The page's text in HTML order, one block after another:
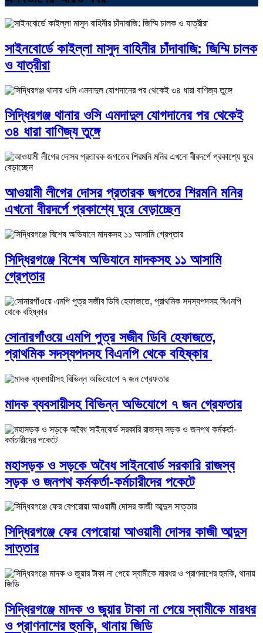
সাইনবোর্ডে কাইল্লা মাসুদ বাহিনীর চাঁদাবাজি: জিম্মি চালক
ও যাত্রীরা
সিদ্ধিরগঞ্জ থানার ওসি এমদাদুল যোগদানের পর থেকেই
৩৪ ধারা বাণিজ্য তুঙ্গে
আওয়ামী লীগের দোসর প্রতারক জগতের শিরমনি মনির
এখনো বীরদর্পে প্রকাশ্যে ঘুরে বেড়াচ্ছেন
সিদ্ধিরগঞ্জে বিশেষ অভিযানে মাদকসহ ১১ আসামি
গ্রেপ্তার
সোনারগাঁওয়ে এমপি পুত্র সজীব ডিবি হেফাজতে,
প্রাথমিক সদস্যপদসহ বিএনপি থেকে বহিষ্কার
মাদক ব্যবসায়ীসহ বিভিন্ন অভিযোগে ৭ জন গ্রেফতার
মহাসড়ক ও সড়কে অবৈধ সাইনবোর্ড সরকারি রাজস্ব
সড়ক ও জনপথ কর্মকর্তা-কর্মচারীদের পকেটে
সিদ্ধিরগঞ্জে ফের বেপরোয়া আওয়ামী দোসর কাজী আব্দুস
সাত্তার
সিদ্ধিরগঞ্জে মাদক ও জুয়ার টাকা না পেয়ে স্বামীকে মারধর
ও প্রাণনাশের হুমকি, থানায় জিডি